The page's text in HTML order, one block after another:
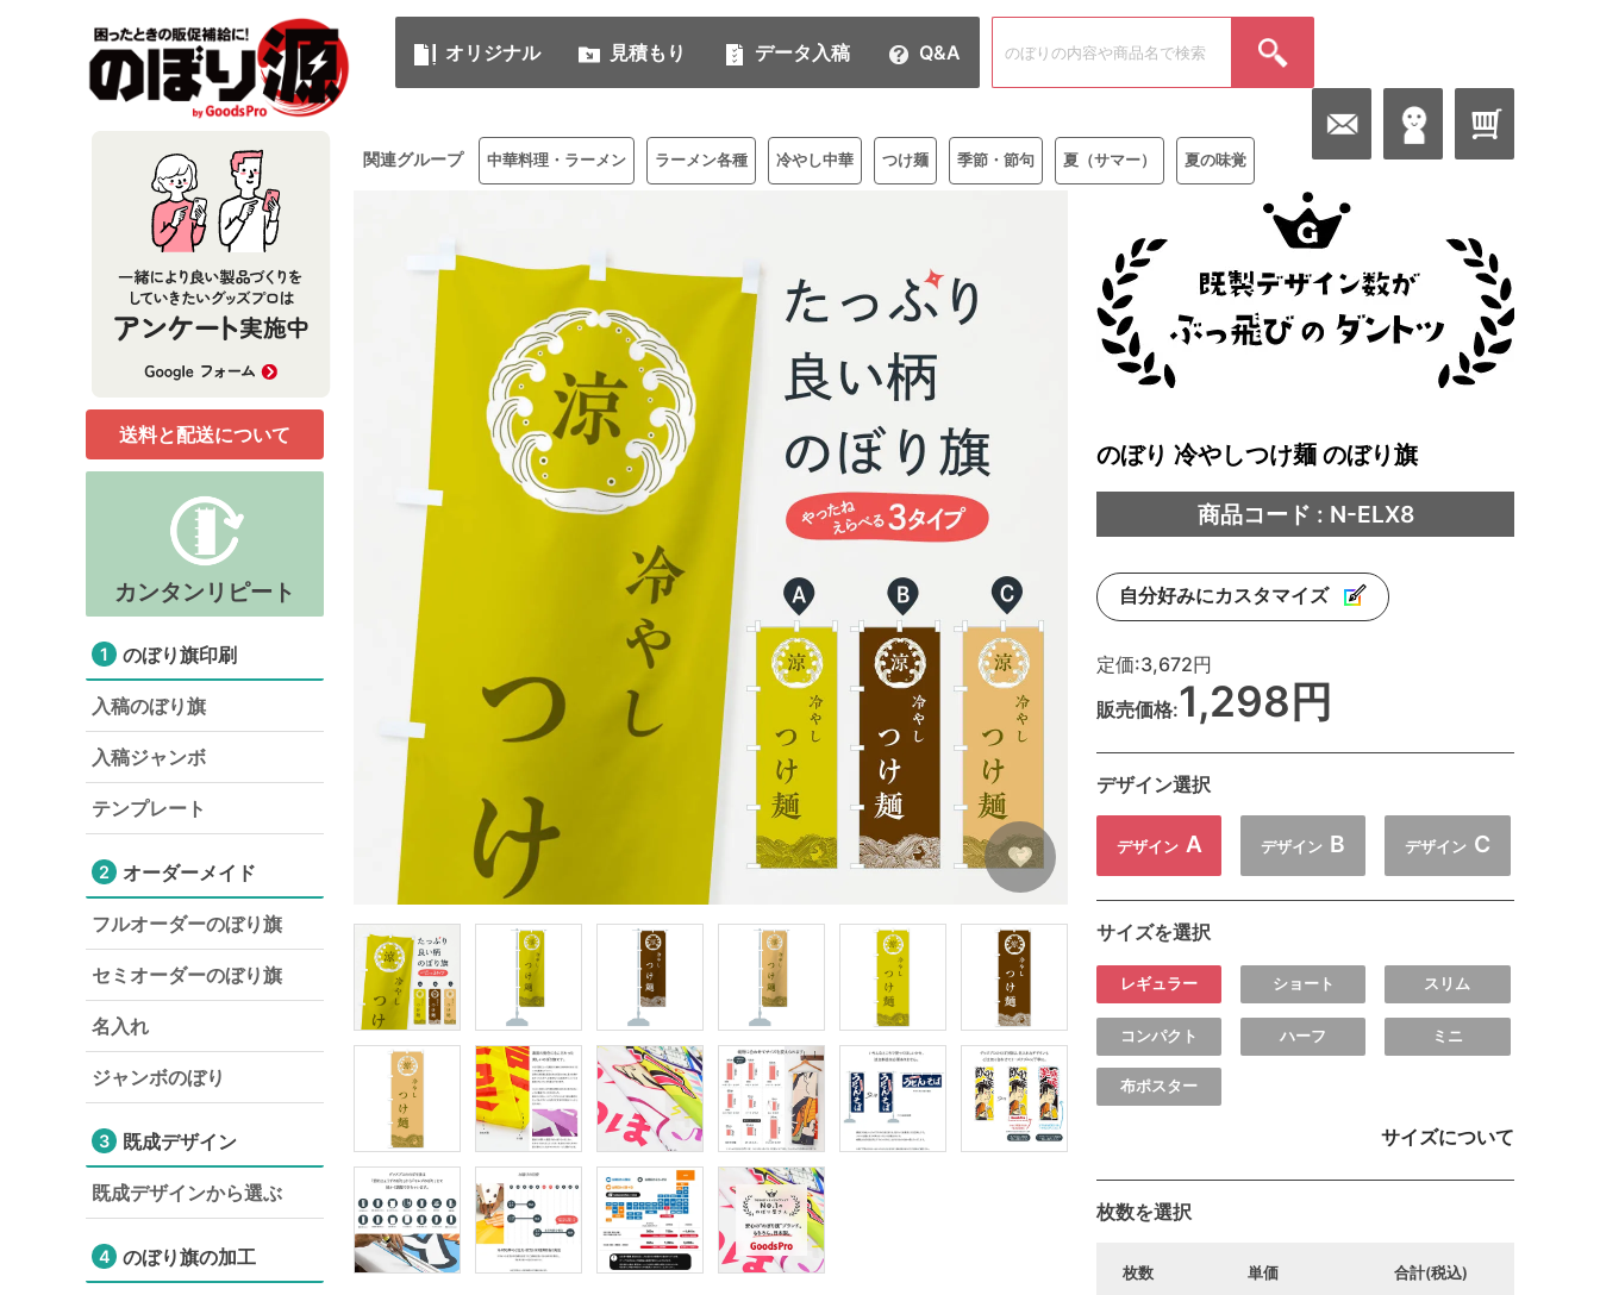
オリジナル 見積もり データ入稿 Q&A
関連グループ 中華料理・ラーメン ラーメン各種 冷やし中華 つけ麺 季節・節句 夏（サマー） 夏の味覚
のぼり 冷やしつけ麺 のぼり旗
商品コード : N-ELX8
自分好みにカスタマイズ
定価:3,672円
販売価格:1,298円
デザイン選択
デザイン A デザイン B デザイン C
サイズを選択
レギュラー ショート スリム
コンパクト ハーフ ミニ
布ポスター
サイズについて
枚数を選択
枚数 単価 合計(税込)
送料と配送について
カンタンリピート
1 のぼり旗印刷
入稿のぼり旗
入稿ジャンボ
テンプレート
2 オーダーメイド
フルオーダーのぼり旗
セミオーダーのぼり旗
名入れ
ジャンボのぼり
3 既成デザイン
既成デザインから選ぶ
4 のぼり旗の加工